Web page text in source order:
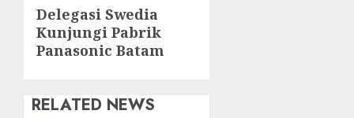
Next
post:
Delegasi Swedia
Kunjungi Pabrik
Panasonic Batam
RELATED NEWS